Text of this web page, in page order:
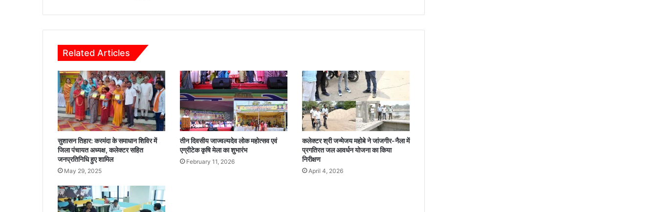
ला
क्ति
ण
कि
सा
न
,
वा
,
स्वा
औ
र
ब
में
जू
द
गी
में
खु
ले
आ
म
Related Articles
सुशासन तिहार: करमंदा के समाधान शिविर में
जिला पंचायत अध्यक्ष, कलेक्टर सहित
जनप्रतिनिधि हुए शामिल
May 29, 2025
तीन दिवसीय जाज्वल्यदेव लोक महोत्सव एवं
एग्रीटेक कृषि मेला का शुभारंभ
February 11, 2026
कलेक्टर श्री जन्मेजय महोबे ने जांजगीर-नैला में
प्रगतिरत जल आवर्धन योजना का किया
निरीक्षण
April 4, 2026